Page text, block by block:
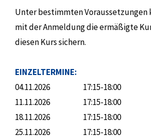
Unter bestimmten Voraussetzungen
mit der Anmeldung die ermäßigte
diesen Kurs sichern.
EINZELTERMINE:
04.11.2026
17:15-18:00
11.11.2026
17:15-18:00
18.11.2026
17:15-18:00
25.11.2026
17:15-18:00